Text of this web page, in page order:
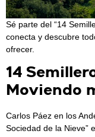
Sé parte del “14
conecta y descubre
ofrecer.
14
Moviendo
Carlos Páez en los
Sociedad de la Nieve”